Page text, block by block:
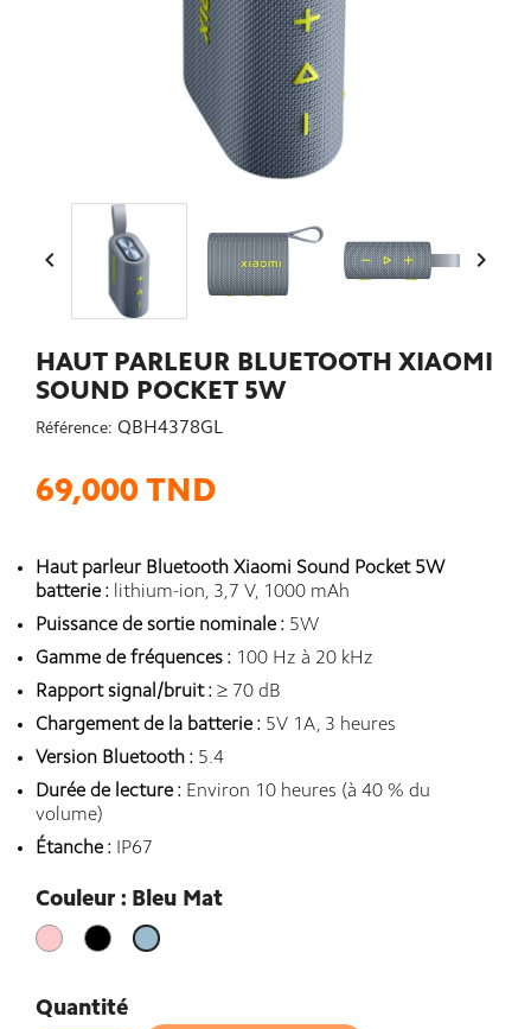
 
HAUT PARLEUR BLUETOOTH XIAOMI
SOUND POCKET 5W
Référence: QBH4378GL
69,000 TND
Haut parleur Bluetooth Xiaomi Sound Pocket 5W
batterie : lithium-ion, 3,7 V, 1000 mAh
Puissance de sortie nominale : 5W
Gamme de fréquences : 100 Hz à 20 kHz
Rapport signal/bruit : ≥ 70 dB
Chargement de la batterie : 5V 1A, 3 heures
Version Bluetooth : 5.4
Durée de lecture : Environ 10 heures (à 40 % du
volume)
Étanche : IP67
Couleur : Bleu Mat
Rose Noir
Bleu
Quantité